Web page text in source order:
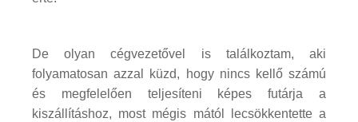
De olyan cégvezetővel is találkoztam, aki
folyamatosan azzal küzd, hogy nincs kellő számú
és megfelelően teljesíteni képes futárja a
kiszállításhoz, most mégis mától lecsökkentette a